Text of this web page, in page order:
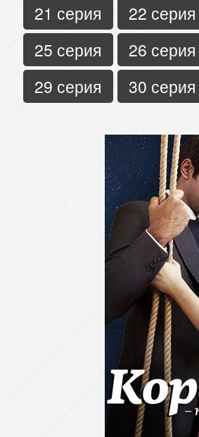
21 серия
22 серия
25 серия
26 серия
29 серия
30 серия